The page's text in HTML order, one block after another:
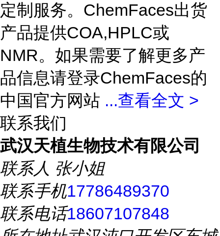
定制服务。ChemFaces出货
产品提供COA,HPLC或
NMR。如果需要了解更多产
品信息请登录ChemFaces的
中国官方网站 ...查看全文 >
联系我们
武汉天植生物技术有限公司
联系人 张小姐
联系手机17786489370
联系电话18607107848